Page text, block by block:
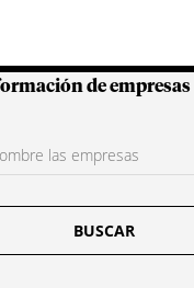
de empresas
BUSCAR